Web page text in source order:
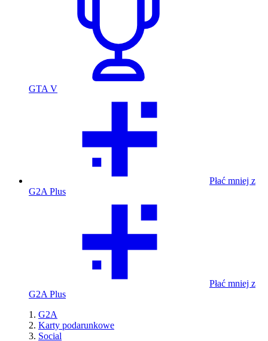
GTA V
Płać mniej z
G2A Plus
Płać mniej z
G2A Plus
G2A
Karty podarunkowe
Social